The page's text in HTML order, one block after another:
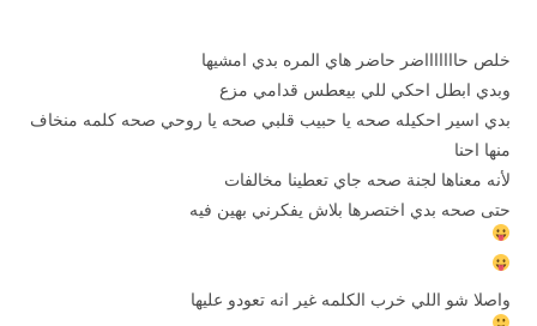
خلص حاااااااضر حاضر هاي المره بدي امشيها
وبدي ابطل احكي للي بيعطس قدامي مزع
بدي اسير احكيله صحه يا حبيب قلبي صحه يا روحي صحه كلمه منخاف
منها احنا
لأنه معناها لجنة صحه جاي تعطينا مخالفات
حتى صحه بدي اختصرها بلاش يفكرني بهين فيه
واصلا شو اللي خرب الكلمه غير انه تعودو عليها